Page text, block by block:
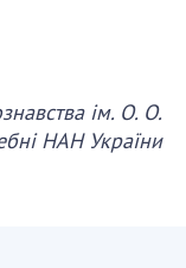
ім. О. О.
НАН України